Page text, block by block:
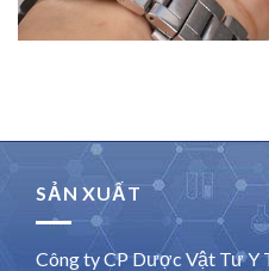
SẢN XUẤT
Công ty CP Dược Vật Tư Y